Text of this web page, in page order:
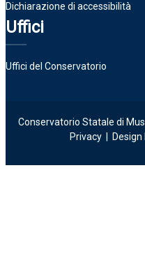
Dichiarazione di accessibilità
Uffici
Uffici del Conservatorio
Conservatorio Statale di
Privacy| Design